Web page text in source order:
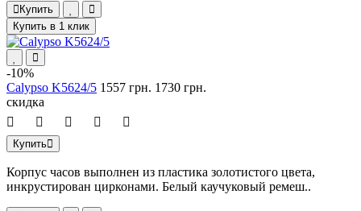
Купить
Купить в 1 клик
-10%
Calypso K5624/5 1557 грн. 1730 грн.
скидка
Купить
Корпус часов выполнен из пластика золотистого цвета,
инкрустирован цирконами. Белый каучуковый ремеш..